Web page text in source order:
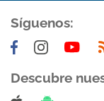
Síguenos:
Descubre